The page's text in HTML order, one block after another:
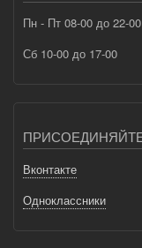
Пн - Пт 08-00 до 22-00
Сб 10-00 до 17-00
Вконтакте
Одноклассники